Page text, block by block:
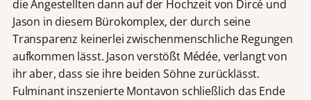
die Angestellten dann auf der Hochzeit von Dircé und
Jason in diesem Bürokomplex, der durch seine
Transparenz keinerlei zwischenmenschliche Regungen
aufkommen lässt. Jason verstößt Médée, verlangt von
ihr aber, dass sie ihre beiden Söhne zurücklässt.
Fulminant inszenierte Montavon schließlich das Ende